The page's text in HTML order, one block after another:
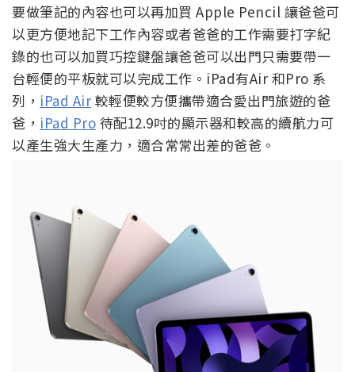
要做筆記的內容也可以再加買 Apple Pencil 讓爸爸可
以更方便地記下工作內容或者爸爸的工作需要打字紀
錄的也可以加買巧控鍵盤讓爸爸可以出門只需要帶一
台輕便的平板就可以完成工作。iPad有Air 和Pro 系
列， iPad Air 較輕便較方便攜帶適合愛出門旅遊的爸
爸， iPad Pro 待配12.9吋的顯示器和較高的續航力可
以產生強大生產力，適合常常出差的爸爸。